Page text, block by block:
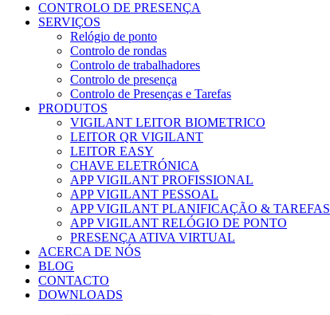
CONTROLO DE PRESENÇA
SERVIÇOS
Relógio de ponto
Controlo de rondas
Controlo de trabalhadores
Controlo de presença
Controlo de Presenças e Tarefas
PRODUTOS
VIGILANT LEITOR BIOMETRICO
LEITOR QR VIGILANT
LEITOR EASY
CHAVE ELETRÓNICA
APP VIGILANT PROFISSIONAL
APP VIGILANT PESSOAL
APP VIGILANT PLANIFICAÇÃO & TAREFAS
APP VIGILANT RELÓGIO DE PONTO
PRESENÇA ATIVA VIRTUAL
ACERCA DE NÓS
BLOG
CONTACTO
DOWNLOADS